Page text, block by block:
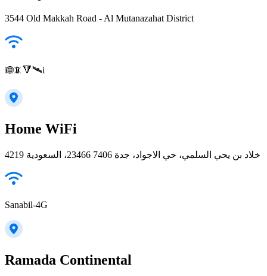
3544 Old Makkah Road - Al Mutanazahat District
i🌐📵🔻🛰️i
Home WiFi
4219 خلاد بن يحي السلمي، حي الاجواد، جدة 23466 7406، السعودية
Sanabil-4G
Ramada Continental